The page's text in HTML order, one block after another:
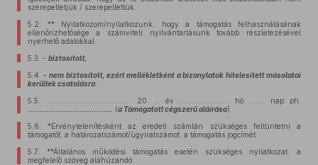
szerepeltetjük / szerepeltettük.
5.2.
** Nyilatkozom/nyilatkozunk, hogy a támogatás felhasználásának
ellenőrizhetősége a számviteli nyilvántartásunk tovább részletezésével
nyerhető adatokkal
5.3. - biztosított,
5.4.
- nem biztosított, ezért mellékletként a bizonylatok hitelesített másolatai
kerültek csatolásra.
5.5.
…………………………………. 20 … év ………………….. hó ……. nap ph.
(a Támogatott cégszerű aláírása)
5.6.
*Érvénytelenítésként az eredeti számlán szükséges feltüntetni a
támogatót, a határozatszámot/ügyiratszámot, a támogatás jogcímét.
5.7.
**Általános működési támogatás esetén szükséges nyilatkozat, a
megfelelő szöveg aláhúzandó.